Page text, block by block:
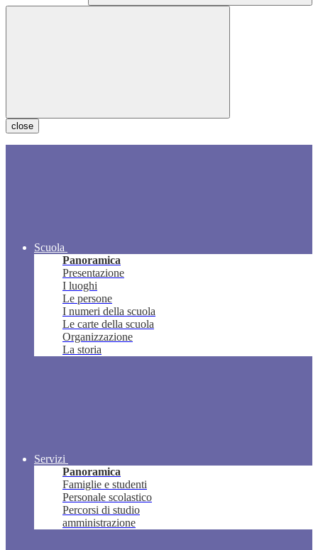
close
Scuola
Panoramica
Presentazione
I luoghi
Le persone
I numeri della scuola
Le carte della scuola
Organizzazione
La storia
Servizi
Panoramica
Famiglie e studenti
Personale scolastico
Percorsi di studio
amministrazione